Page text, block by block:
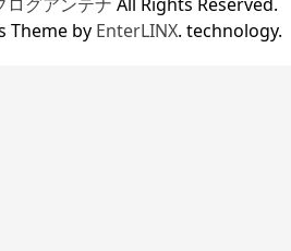
Theme by EnterLINX. technology.